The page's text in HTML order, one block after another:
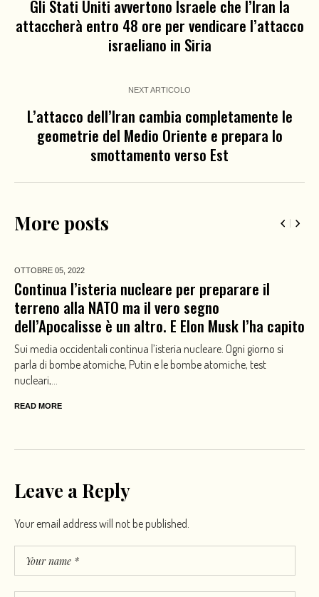
Gli Stati Uniti avvertono Israele che l’Iran la
attaccherà entro 48 ore per vendicare l’attacco
israeliano in Siria
NEXT ARTICOLO
L’attacco dell’Iran cambia completamente le
geometrie del Medio Oriente e prepara lo
smottamento verso Est
More posts
OTTOBRE 05, 2022
Continua l’isteria nucleare per preparare il
terreno alla NATO ma il vero segno
dell’Apocalisse è un altro. E Elon Musk l’ha capito
Sui media occidentali continua l’isteria nucleare. Ogni giorno si
parla di bombe atomiche, Putin e le bombe atomiche, test
nucleari,...
READ MORE
Leave a Reply
Your email address will not be published.